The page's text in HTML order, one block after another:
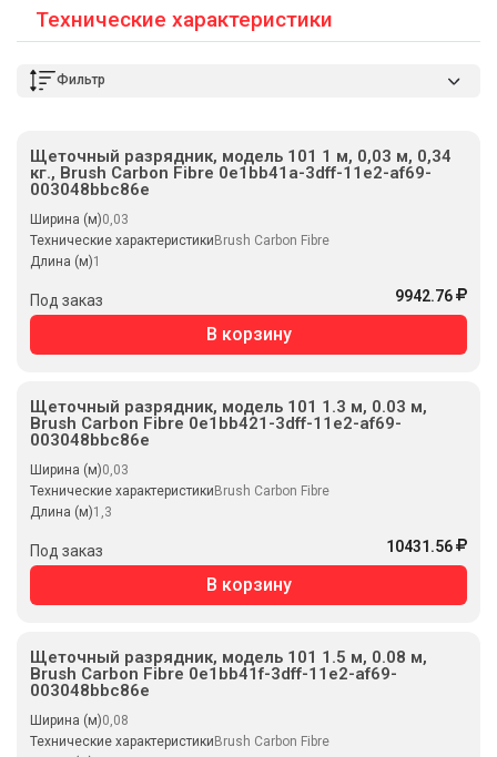
Технические характеристики
Фильтр
Щеточный разрядник, модель 101 1 м, 0,03 м, 0,34
кг., Brush Carbon Fibre 0e1bb41a-3dff-11e2-af69-
003048bbc86e
Ширина (м)0,03
Технические характеристикиBrush Carbon Fibre
Длина (м)1
Под заказ 9942.76
В корзину
Щеточный разрядник, модель 101 1.3 м, 0.03 м,
Brush Carbon Fibre 0e1bb421-3dff-11e2-af69-
003048bbc86e
Ширина (м)0,03
Технические характеристикиBrush Carbon Fibre
Длина (м)1,3
Под заказ 10431.56
В корзину
Щеточный разрядник, модель 101 1.5 м, 0.08 м,
Brush Carbon Fibre 0e1bb41f-3dff-11e2-af69-
003048bbc86e
Ширина (м)0,08
Технические характеристикиBrush Carbon Fibre